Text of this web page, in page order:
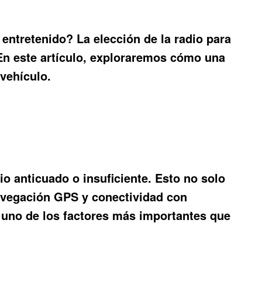
La elección de la radio para
este artículo, exploraremos cómo una
anticuado o insuficiente. Esto no solo
GPS y conectividad con
de los factores más importantes que